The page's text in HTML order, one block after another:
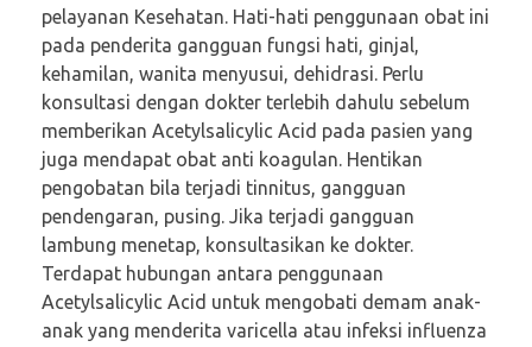
pelayanan Kesehatan. Hati-hati penggunaan obat ini
pada penderita gangguan fungsi hati, ginjal,
kehamilan, wanita menyusui, dehidrasi. Perlu
konsultasi dengan dokter terlebih dahulu sebelum
memberikan Acetylsalicylic Acid pada pasien yang
juga mendapat obat anti koagulan. Hentikan
pengobatan bila terjadi tinnitus, gangguan
pendengaran, pusing. Jika terjadi gangguan
lambung menetap, konsultasikan ke dokter.
Terdapat hubungan antara penggunaan
Acetylsalicylic Acid untuk mengobati demam anak-
anak yang menderita varicella atau infeksi influenza